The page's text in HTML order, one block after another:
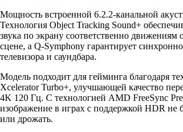
Мощность встроенной 6.2.2-канальной
Технология Object Tracking Sound+
звука по экрану соответственно движениям
сцене, а Q-Symphony гарантирует
телевизора и саундбара.
Модель подходит для гейминга благодаря
Xcelerator Turbo+, улучшающей качество
4K 120 Гц. С технологией AMD FreeSync
изображение в играх с поддержкой HDR не
или дрожать.